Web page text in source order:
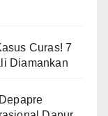
Curas! 7
Diamankan